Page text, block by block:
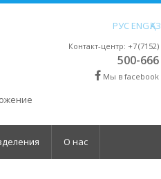
РУС ENGҚАЗ
Контакт-центр: +7 (7152)
500-666
Мы в facebook
О нас